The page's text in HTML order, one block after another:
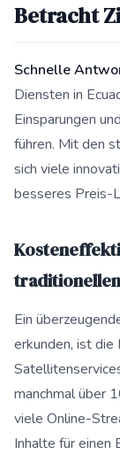
Betracht
Schnelle
Diensten in
Einsparungen
führen. Mit den
sich viele
besseres Preis-
Ein
erkunden, ist
manchmal über
viele Online-
Inhalte für einen